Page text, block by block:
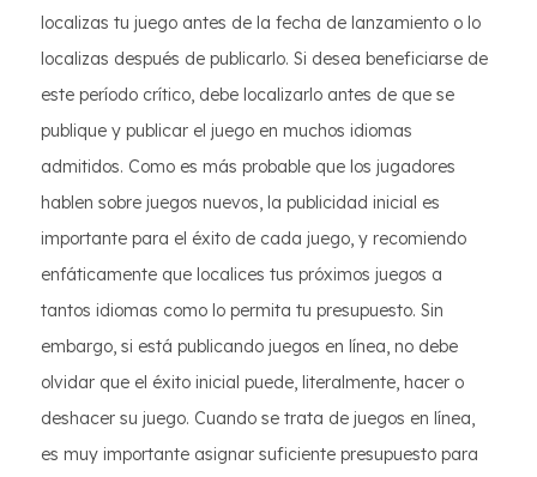
localizas tu juego antes de la fecha de lanzamiento o lo
localizas después de publicarlo. Si desea beneficiarse de
este período crítico, debe localizarlo antes de que se
publique y publicar el juego en muchos idiomas
admitidos. Como es más probable que los jugadores
hablen sobre juegos nuevos, la publicidad inicial es
importante para el éxito de cada juego, y recomiendo
enfáticamente que localices tus próximos juegos a
tantos idiomas como lo permita tu presupuesto. Sin
embargo, si está publicando juegos en línea, no debe
olvidar que el éxito inicial puede, literalmente, hacer o
deshacer su juego. Cuando se trata de juegos en línea,
es muy importante asignar suficiente presupuesto para